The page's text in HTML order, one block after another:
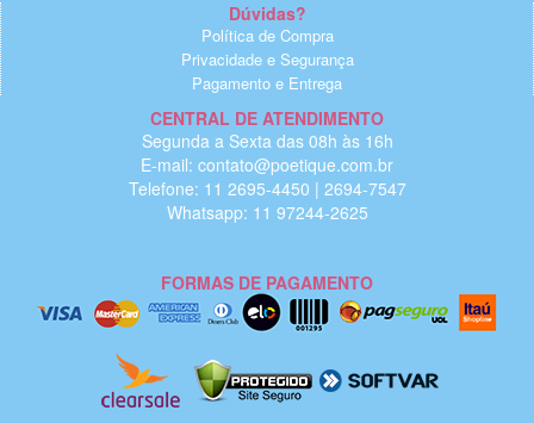
Dúvidas?
Política de Compra
Privacidade e Segurança
Pagamento e Entrega
CENTRAL DE ATENDIMENTO
Segunda a Sexta das 08h às 16h
E-mail: contato@poetique.com.br
Telefone: 11 2695-4450 | 2694-7547
Whatsapp: 11 97244-2625
FORMAS DE PAGAMENTO